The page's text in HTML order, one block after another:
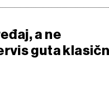
a ne
guta